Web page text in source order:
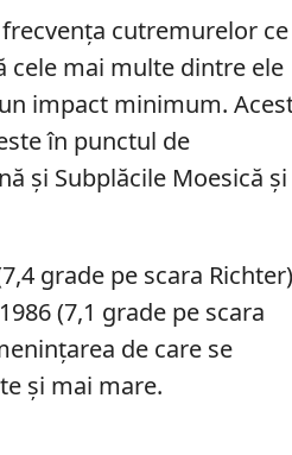
cutremurelor ce
cele mai multe dintre ele
impact minimum.
în punctul de
și Subplăcile Moesică și
grade pe scara
(7,1 grade pe scara
de care se
și mai mare.